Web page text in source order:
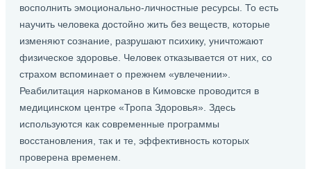
восполнить эмоционально-личностные ресурсы. То есть
научить человека достойно жить без веществ, которые
изменяют сознание, разрушают психику, уничтожают
физическое здоровье. Человек отказывается от них, со
страхом вспоминает о прежнем «увлечении».
Реабилитация наркоманов в Кимовске проводится в
медицинском центре «Тропа Здоровья». Здесь
используются как современные программы
восстановления, так и те, эффективность которых
проверена временем.